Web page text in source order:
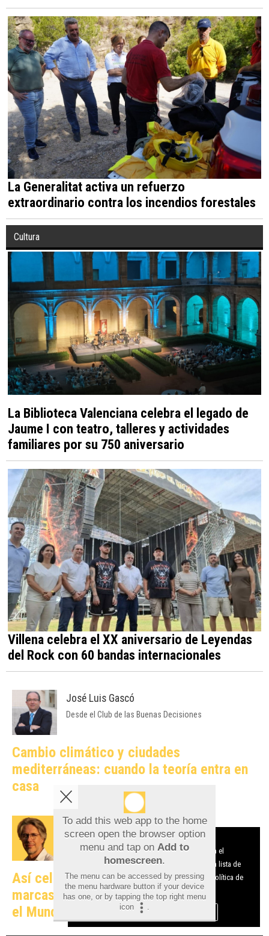
La Generalitat activa un refuerzo
extraordinario contra los incendios forestales
Cultura
La Biblioteca Valenciana celebra el legado de
Jaume I con teatro, talleres y actividades
familiares por su 750 aniversario
Villena celebra el XX aniversario de Leyendas
del Rock con 60 bandas internacionales
José Luis Gascó
Desde el Club de las Buenas Decisiones
Cambio climático y ciudades
mediterráneas: cuando la teoría entra en
casa
Javier Gosende
Catalizadores del Marketing Online
Así celebraron en redes sociales las
marcas alicantinas el triunfo de España en
el Mundial
To add this web app to the home
screen open the browser option
menu and tap on Add to
homescreen.
The menu can be accessed by pressing
the menu hardware button if your device
has one, or by tapping the top right menu
icon
.
Aviso sobre el Uso de cookies:
Utilizamos cookies nuestras y de terceros para el
funcionamiento del digital. Puedes consultar la lista de
cookies y como desconectarlas. Ver nuestra Política de
Privacidad y Cookies
Aceptar Cookies